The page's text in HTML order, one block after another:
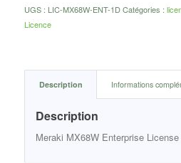
UGS : LIC-MX68W-ENT-1D Catégories :
Licence
Description Informations
Description
Meraki MX68W Enterprise